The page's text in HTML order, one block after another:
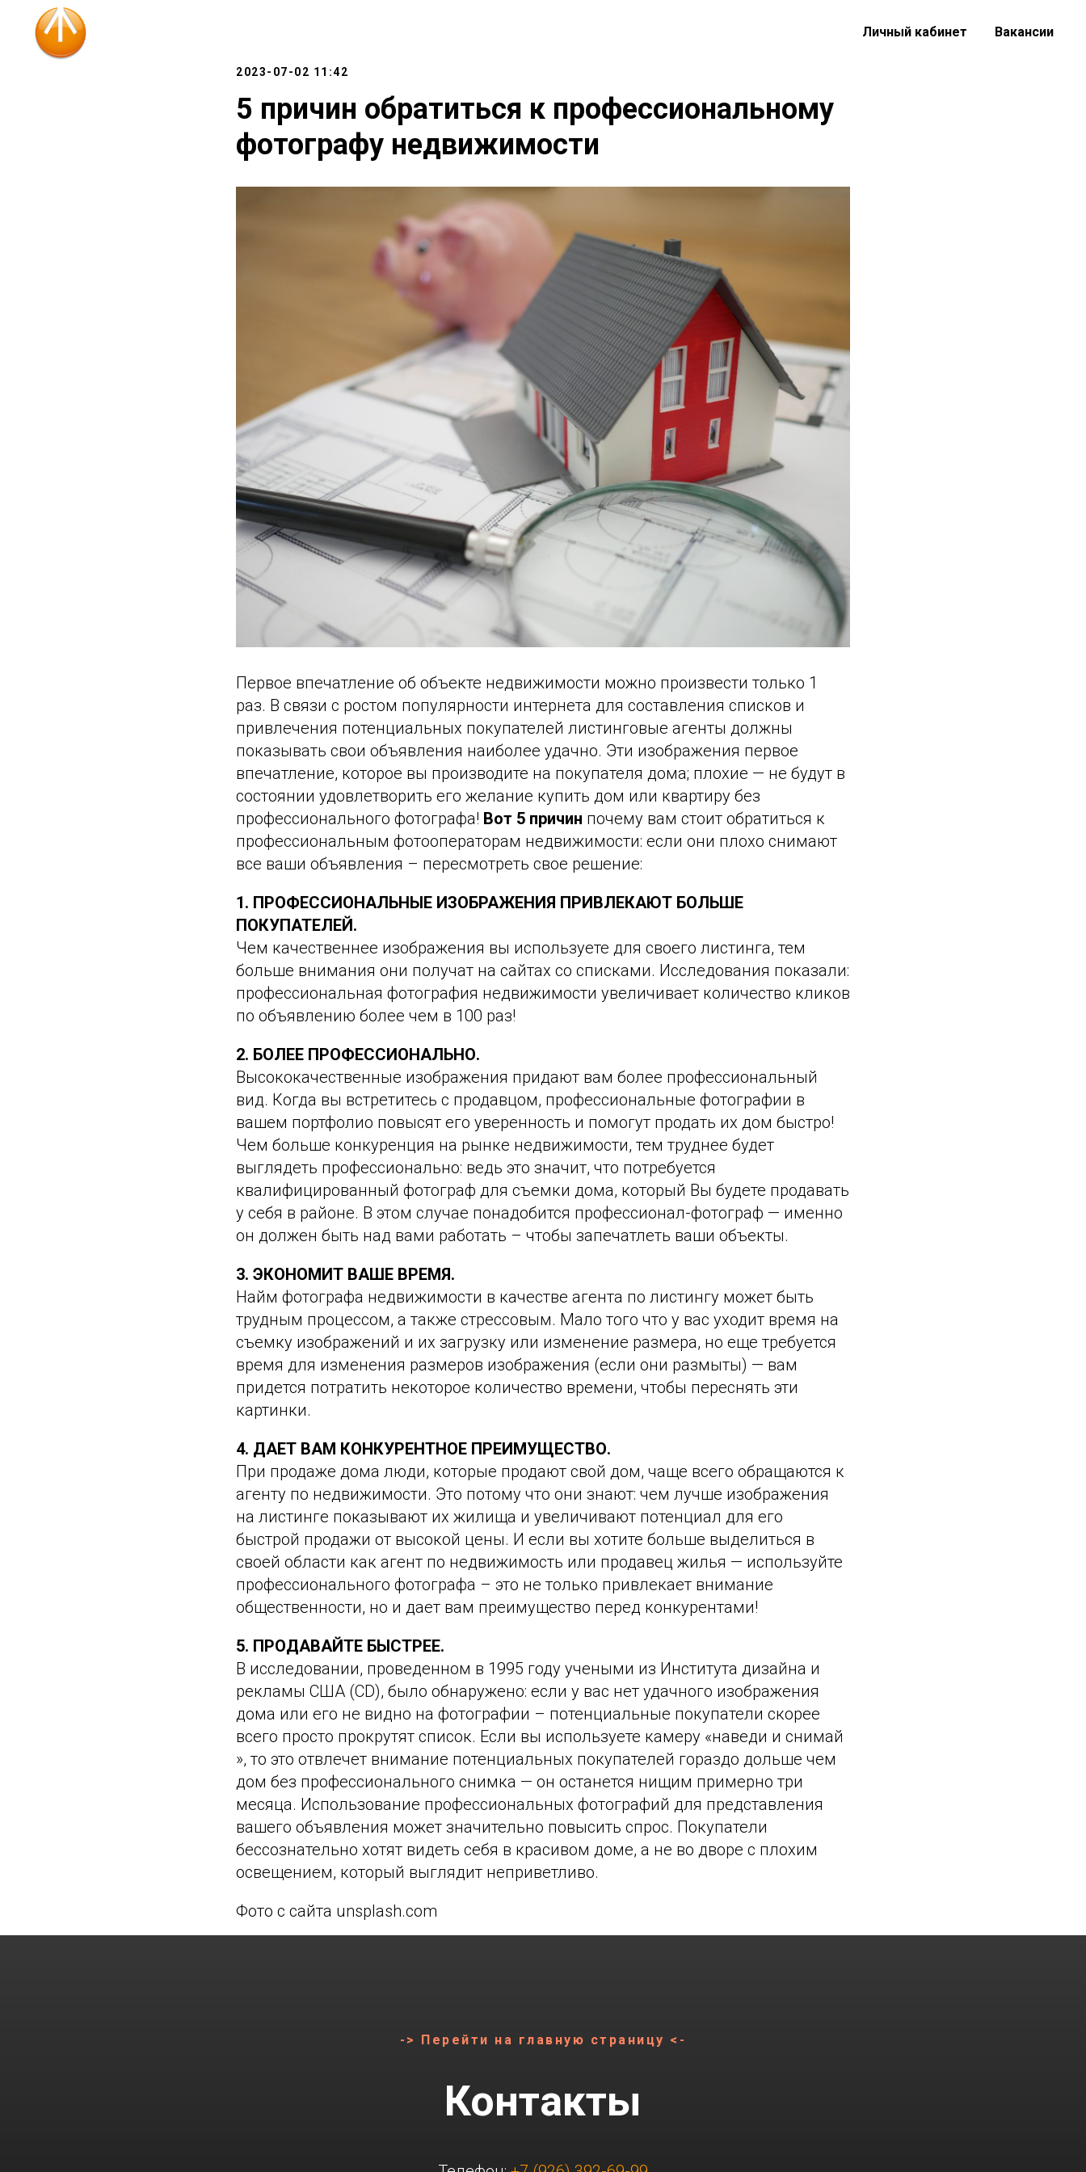
Личный кабинет Вакансии
2023-07-02 11:42
5 причин обратиться к профессиональному
фотографу недвижимости
Первое впечатление об объекте недвижимости можно произвести только 1
раз. В связи с ростом популярности интернета для составления списков и
привлечения потенциальных покупателей листинговые агенты должны
показывать свои объявления наиболее удачно. Эти изображения первое
впечатление, которое вы производите на покупателя дома; плохие — не будут в
состоянии удовлетворить его желание купить дом или квартиру без
профессионального фотографа! Вот 5 причин почему вам стоит обратиться к
профессиональным фотооператорам недвижимости: если они плохо снимают
все ваши объявления – пересмотреть свое решение:
1. ПРОФЕССИОНАЛЬНЫЕ ИЗОБРАЖЕНИЯ ПРИВЛЕКАЮТ БОЛЬШЕ
ПОКУПАТЕЛЕЙ.
Чем качественнее изображения вы используете для своего листинга, тем
больше внимания они получат на сайтах со списками. Исследования показали:
профессиональная фотография недвижимости увеличивает количество кликов
по объявлению более чем в 100 раз!
2. БОЛЕЕ ПРОФЕССИОНАЛЬНО.
Высококачественные изображения придают вам более профессиональный
вид. Когда вы встретитесь с продавцом, профессиональные фотографии в
вашем портфолио повысят его уверенность и помогут продать их дом быстро!
Чем больше конкуренция на рынке недвижимости, тем труднее будет
выглядеть профессионально: ведь это значит, что потребуется
квалифицированный фотограф для съемки дома, который Вы будете продавать
у себя в районе. В этом случае понадобится профессионал-фотограф — именно
он должен быть над вами работать – чтобы запечатлеть ваши объекты.
3. ЭКОНОМИТ ВАШЕ ВРЕМЯ.
Найм фотографа недвижимости в качестве агента по листингу может быть
трудным процессом, а также стрессовым. Мало того что у вас уходит время на
съемку изображений и их загрузку или изменение размера, но еще требуется
время для изменения размеров изображения (если они размыты) — вам
придется потратить некоторое количество времени, чтобы переснять эти
картинки.
4. ДАЕТ ВАМ КОНКУРЕНТНОЕ ПРЕИМУЩЕСТВО.
При продаже дома люди, которые продают свой дом, чаще всего обращаются к
агенту по недвижимости. Это потому что они знают: чем лучше изображения
на листинге показывают их жилища и увеличивают потенциал для его
быстрой продажи от высокой цены. И если вы хотите больше выделиться в
своей области как агент по недвижимость или продавец жилья — используйте
профессионального фотографа – это не только привлекает внимание
общественности, но и дает вам преимущество перед конкурентами!
5. ПРОДАВАЙТЕ БЫСТРЕЕ.
В исследовании, проведенном в 1995 году учеными из Института дизайна и
рекламы США (CD), было обнаружено: если у вас нет удачного изображения
дома или его не видно на фотографии – потенциальные покупатели скорее
всего просто прокрутят список. Если вы используете камеру «наведи и снимай
», то это отвлечет внимание потенциальных покупателей гораздо дольше чем
дом без профессионального снимка — он останется нищим примерно три
месяца. Использование профессиональных фотографий для представления
вашего объявления может значительно повысить спрос. Покупатели
бессознательно хотят видеть себя в красивом доме, а не во дворе с плохим
освещением, который выглядит неприветливо.
Фото с сайта unsplash.com
-> Перейти на главную страницу <-
Контакты